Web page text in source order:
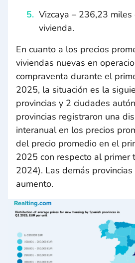
Vizcaya – 236,23
vivienda.
En cuanto a los precios
viviendas nuevas en
compraventa durante el
2025, la situación es la
provincias y 2 ciudades
provincias registraron una
interanual en los precios
del precio promedio en el
2025 con respecto al primer
2024). Las demás
aumento.